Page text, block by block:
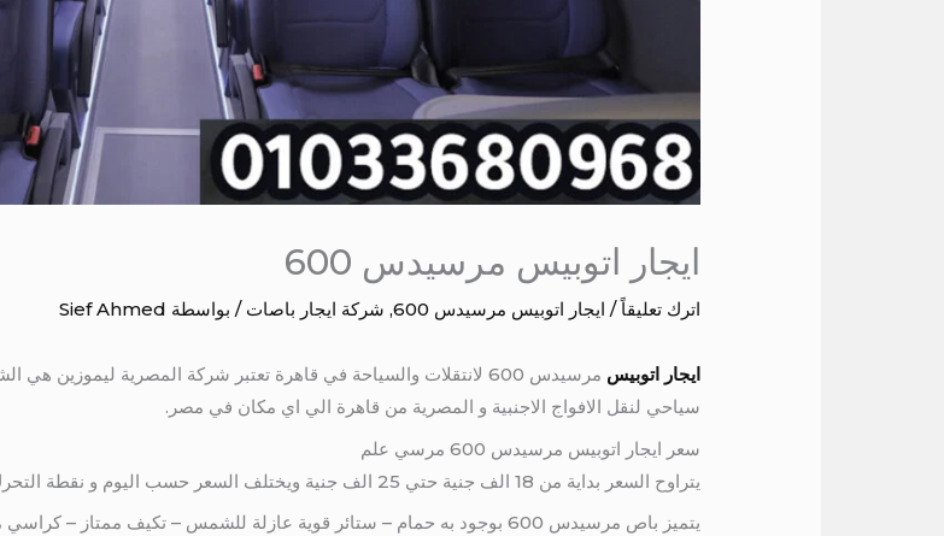
ايجار اتوبيس مرسيدس 600
اترك تعليقاً / ايجار اتوبيس مرسيدس 600 , شركة ايجار باصات / بواسطة Sief Ahmed
ايجار اتوبيس
سياحي لنقل الافواج الاجنبية و المصرية من قاهرة الي اي مكان في مصر.
سعر ايجار اتوبيس مرسيدس 600 مرسي علم
يتراوح السعر بداية من 18 الف جنية حتي 25 الف جنية ويختلف السعر حسب اليوم و نقطة التحرك و نقطة الوصول